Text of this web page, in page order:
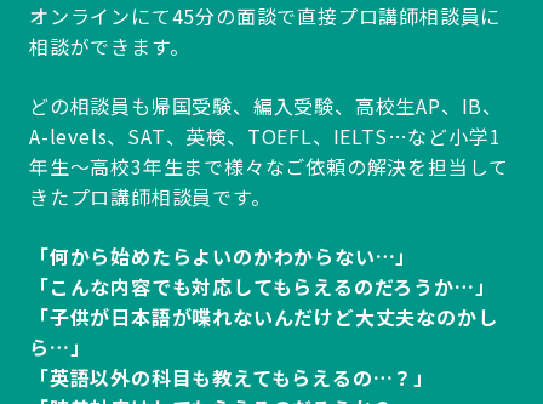
オンラインにて45分の面談で直接プロ講師相談員に
相談ができます。
どの相談員も帰国受験、編入受験、高校生AP、IB、
A-levels、SAT、英検、TOEFL、IELTS…など小学1
年生～高校3年生まで様々なご依頼の解決を担当して
きたプロ講師相談員です。
「何から始めたらよいのかわからない…」
「こんな内容でも対応してもらえるのだろうか…」
「子供が日本語が喋れないんだけど大丈夫なのかし
ら…」
「英語以外の科目も教えてもらえるの…？」